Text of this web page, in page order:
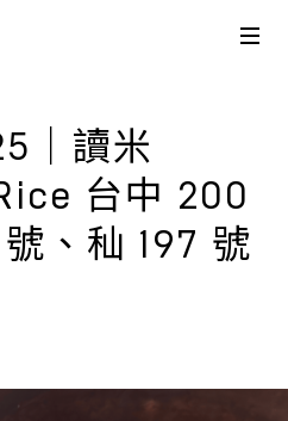
｜讀米
台中 200
、秈 197 號